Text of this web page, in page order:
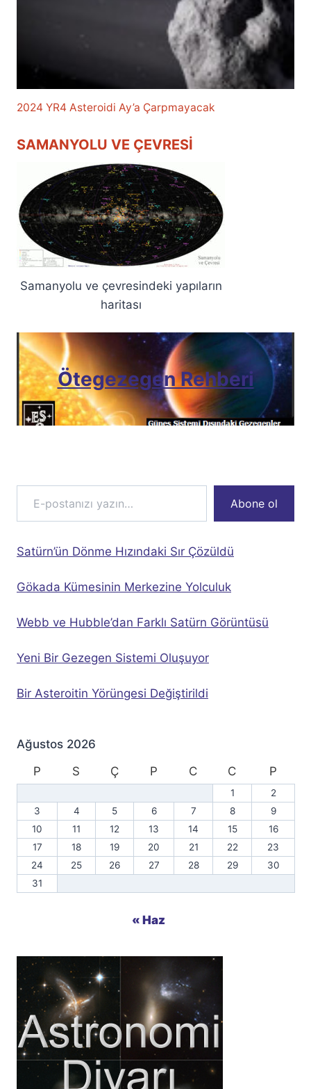
2024 YR4 Asteroidi Ay’a Çarpmayacak
SAMANYOLU VE ÇEVRESI
Samanyolu ve çevresindeki yapıların
haritası
Ötegezegen Rehberi
E-postanızı yazın…
Abone ol
Satürn’ün Dönme Hızındaki Sır Çözüldü
Gökada Kümesinin Merkezine Yolculuk
Webb ve Hubble’dan Farklı Satürn Görüntüsü
Yeni Bir Gezegen Sistemi Oluşuyor
Bir Asteroitin Yörüngesi Değiştirildi
Ağustos 2026
P
S Ç P C C P
1
2
3
4 5 6 7 8
9
10
11 12 13 14 15
16
17
18 19 20 21 22
23
24
25 26 27 28 29
30
31
« Haz